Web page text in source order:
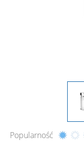
Popularność